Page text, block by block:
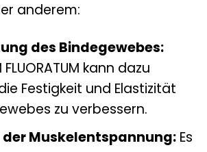
anderem:
des Bindegewebes:
FLUORATUM kann dazu
Festigkeit und Elastizität
zu verbessern.
Muskelentspannung:Es